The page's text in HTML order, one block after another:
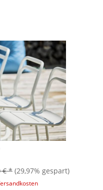
€ * (29,97% gespart)